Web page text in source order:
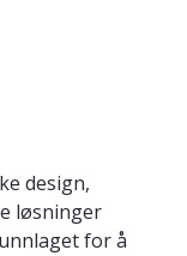
design,
løsninger
for å